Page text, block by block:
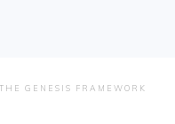
THE GENESIS FRAMEWORK